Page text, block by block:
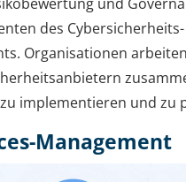
des Cybersicherheits-
Organisationen
implementieren und zu
Management